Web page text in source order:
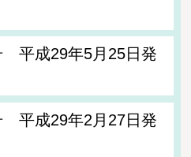
平成29年5月25日発
平成29年2月27日発